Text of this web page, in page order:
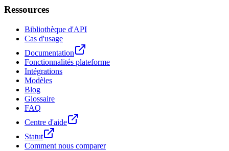
Ressources
Bibliothèque d'API
Cas d'usage
Documentation
Fonctionnalités plateforme
Intégrations
Modèles
Blog
Glossaire
FAQ
Centre d'aide
Statut
Comment nous comparer